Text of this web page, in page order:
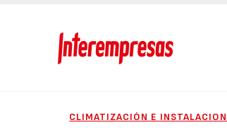
CLIMATIZACIÓN E